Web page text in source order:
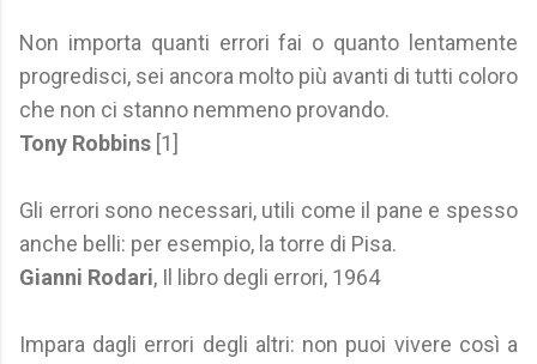
Non importa quanti errori fai o quanto lentamente
progredisci, sei ancora molto più avanti di tutti coloro
che non ci stanno nemmeno provando.
Tony Robbins [1]
Gli errori sono necessari, utili come il pane e spesso
anche belli: per esempio, la torre di Pisa.
Gianni Rodari, Il libro degli errori, 1964
Impara dagli errori degli altri: non puoi vivere così a